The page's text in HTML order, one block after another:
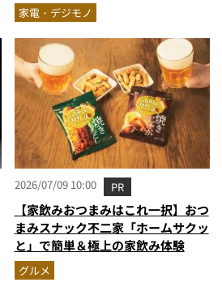
ジェットの人気記事ランキングベス
ト3】（2026年6月版）
家電・デジモノ
2026/07/09 10:00 PR
【家飲みおつまみはこれ一択】おつ
まみスナック不二家「ホームサクッ
と」で簡単＆極上の家飲み体験
グルメ